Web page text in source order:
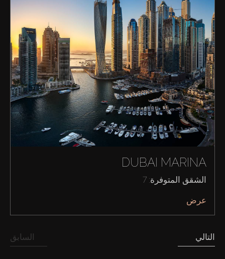
إيجار
DUBAI MARINA
الشقق المتوفرة: 7
عرض
السابق التالي